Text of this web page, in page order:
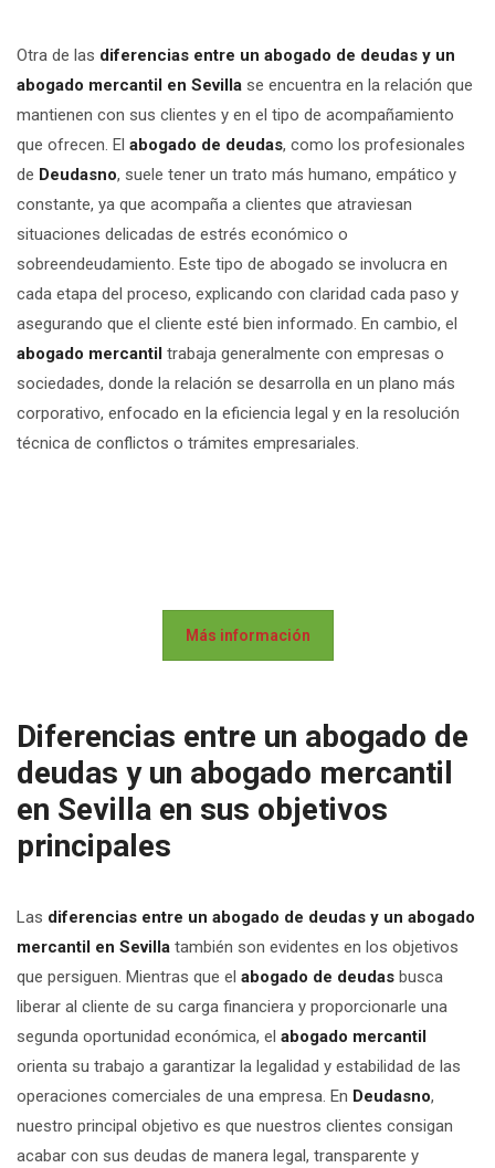
Otra de las diferencias entre un abogado de deudas y un
abogado mercantil en Sevilla se encuentra en la relación que
mantienen con sus clientes y en el tipo de acompañamiento
que ofrecen. El abogado de deudas, como los profesionales
de Deudasno, suele tener un trato más humano, empático y
constante, ya que acompaña a clientes que atraviesan
situaciones delicadas de estrés económico o
sobreendeudamiento. Este tipo de abogado se involucra en
cada etapa del proceso, explicando con claridad cada paso y
asegurando que el cliente esté bien informado. En cambio, el
abogado mercantil trabaja generalmente con empresas o
sociedades, donde la relación se desarrolla en un plano más
corporativo, enfocado en la eficiencia legal y en la resolución
técnica de conflictos o trámites empresariales.
Más información
Diferencias entre un abogado de
deudas y un abogado mercantil
en Sevilla en sus objetivos
principales
Las diferencias entre un abogado de deudas y un abogado
mercantil en Sevilla también son evidentes en los objetivos
que persiguen. Mientras que el abogado de deudas busca
liberar al cliente de su carga financiera y proporcionarle una
segunda oportunidad económica, el abogado mercantil
orienta su trabajo a garantizar la legalidad y estabilidad de las
operaciones comerciales de una empresa. En Deudasno,
nuestro principal objetivo es que nuestros clientes consigan
acabar con sus deudas de manera legal, transparente y